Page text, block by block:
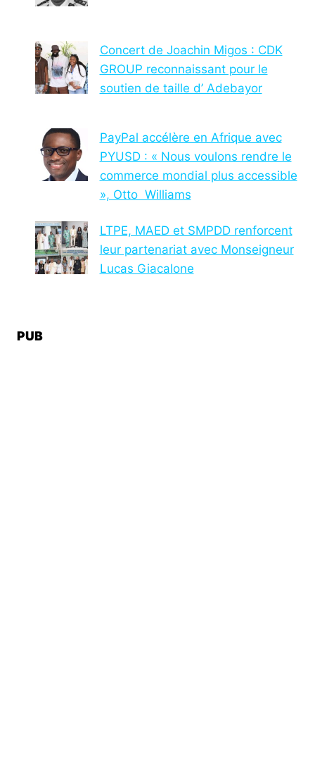
Concert de Joachin Migos : CDK
GROUP reconnaissant pour le
soutien de taille d’ Adebayor
PayPal accélère en Afrique avec
PYUSD : « Nous voulons rendre le
commerce mondial plus accessible
», Otto Williams
LTPE, MAED et SMPDD renforcent
leur partenariat avec Monseigneur
Lucas Giacalone
PUB